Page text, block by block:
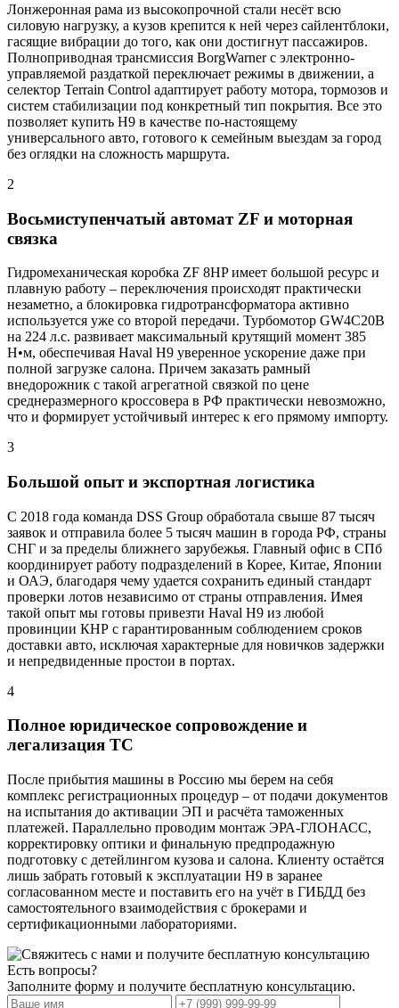
Лонжеронная рама из высокопрочной стали несёт всю
силовую нагрузку, а кузов крепится к ней через сайлентблоки,
гасящие вибрации до того, как они достигнут пассажиров.
Полноприводная трансмиссия BorgWarner с электронно-
управляемой раздаткой переключает режимы в движении, а
селектор Terrain Control адаптирует работу мотора, тормозов и
систем стабилизации под конкретный тип покрытия. Все это
позволяет купить H9 в качестве по-настоящему
универсального авто, готового к семейным выездам за город
без оглядки на сложность маршрута.
2
Восьмиступенчатый автомат ZF и моторная
связка
Гидромеханическая коробка ZF 8HP имеет большой ресурс и
плавную работу – переключения происходят практически
незаметно, а блокировка гидротрансформатора активно
используется уже со второй передачи. Турбомотор GW4C20B
на 224 л.с. развивает максимальный крутящий момент 385
Н•м, обеспечивая Haval H9 уверенное ускорение даже при
полной загрузке салона. Причем заказать рамный
внедорожник с такой агрегатной связкой по цене
среднеразмерного кроссовера в РФ практически невозможно,
что и формирует устойчивый интерес к его прямому импорту.
3
Большой опыт и экспортная логистика
С 2018 года команда DSS Group обработала свыше 87 тысяч
заявок и отправила более 5 тысяч машин в города РФ, страны
СНГ и за пределы ближнего зарубежья. Главный офис в СПб
координирует работу подразделений в Корее, Китае, Японии
и ОАЭ, благодаря чему удается сохранить единый стандарт
проверки лотов независимо от страны отправления. Имея
такой опыт мы готовы привезти Haval H9 из любой
провинции КНР с гарантированным соблюдением сроков
доставки авто, исключая характерные для новичков задержки
и непредвиденные простои в портах.
4
Полное юридическое сопровождение и
легализация ТС
После прибытия машины в Россию мы берем на себя
комплекс регистрационных процедур – от подачи документов
на испытания до активации ЭП и расчёта таможенных
платежей. Параллельно проводим монтаж ЭРА-ГЛОНАСС,
корректировку оптики и финальную предпродажную
подготовку с детейлингом кузова и салона. Клиенту остаётся
лишь забрать готовый к эксплуатации H9 в заранее
согласованном месте и поставить его на учёт в ГИБДД без
самостоятельного взаимодействия с брокерами и
сертификационными лабораториями.
Есть вопросы?
Заполните форму и получите бесплатную консультацию.